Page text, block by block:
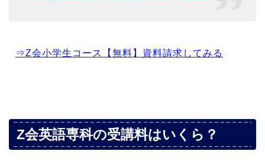
⇒Z会小学生コース【無料】資料請求してみる
Z会英語専科の受講料はいくら？